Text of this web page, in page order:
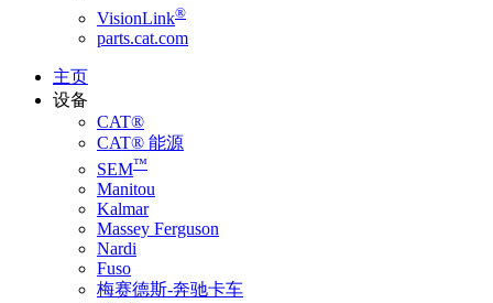
VisionLink®
parts.cat.com
主页
设备
CAT®
CAT® 能源
SEM™
Manitou
Kalmar
Massey Ferguson
Nardi
Fuso
梅赛德斯-奔驰卡车